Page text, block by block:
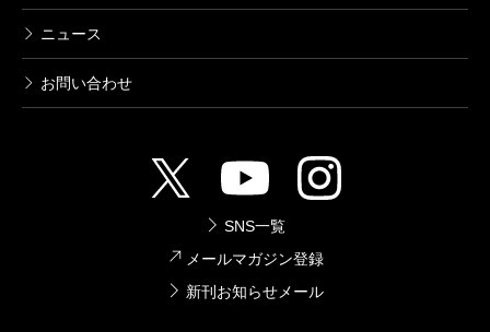
ニュース
お問い合わせ
SNS一覧
メールマガジン登録
新刊お知らせメール